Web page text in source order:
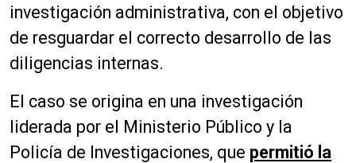
investigación administrativa, con el objetivo
de resguardar el correcto desarrollo de las
diligencias internas.
El caso se origina en una investigación
liderada por el Ministerio Público y la
Policía de Investigaciones, que permitió la